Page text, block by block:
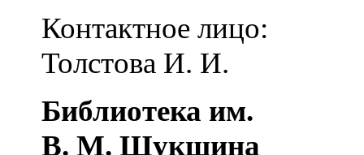
Контактное лицо:
Толстова И. И.
Библиотека им.
В. М. Шукшина